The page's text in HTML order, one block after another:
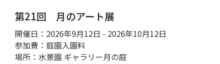
第21回 月のアート展
開催日：2026年9月12日 - 2026年10月12日
参加費：庭園入園料
場所：水景園 ギャラリー月の庭